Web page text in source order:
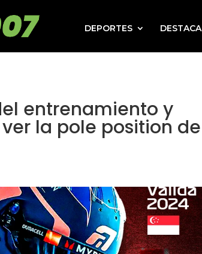
DEPORTES
entrenamiento y
la pole position